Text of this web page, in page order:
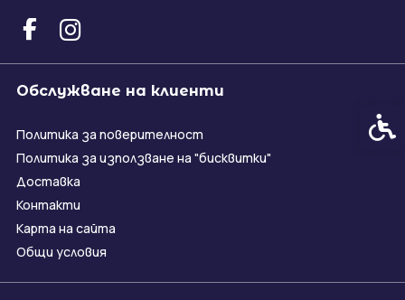
Обслужване на клиенти
Политика за поверителност
Политика за използване на "бисквитки"
Доставка
Контакти
Карта на сайта
Общи условия